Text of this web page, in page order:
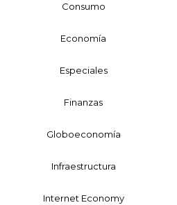
Consumo
Economía
Especiales
Finanzas
Globoeconomía
Infraestructura
Internet Economy